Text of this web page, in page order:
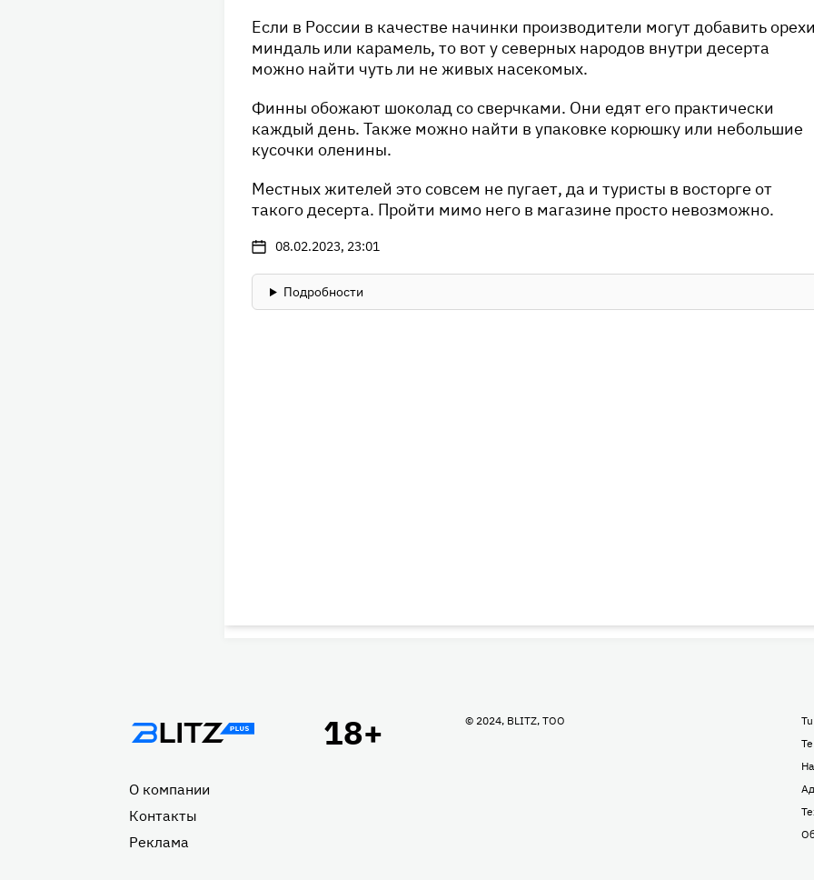
Если в России в качестве начинки производители могут добавить
миндаль или карамель, то вот у северных народов внутри десерта
можно найти чуть ли не живых насекомых.
Финны обожают шоколад со сверчками. Они едят его практически
каждый день. Также можно найти в упаковке корюшку или небольшие
кусочки оленины.
Местных жителей это совсем не пугает, да и туристы в восторге от
такого десерта. Пройти мимо него в магазине просто невозможно.
08.02.2023, 23:01
Подробности
Подвал
О компании
Контакты
Реклама
© 2024, BLITZ, TOO